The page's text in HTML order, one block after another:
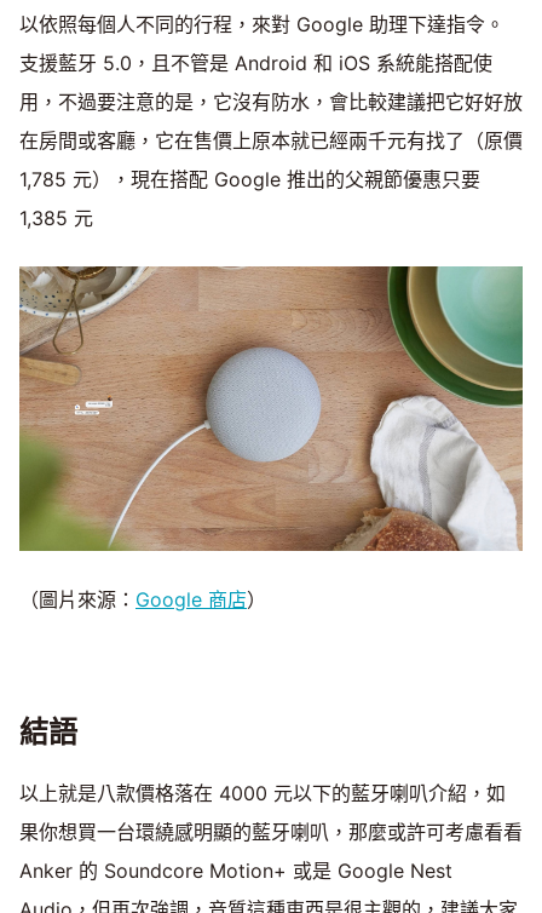
以依照每個人不同的行程，來對 Google 助理下達指令。
支援藍牙 5.0，且不管是 Android 和 iOS 系統能搭配使
用，不過要注意的是，它沒有防水，會比較建議把它好好放
在房間或客廳，它在售價上原本就已經兩千元有找了（原價
1,785 元），現在搭配 Google 推出的父親節優惠只要
1,385 元
（圖片來源： Google 商店）
結語
以上就是八款價格落在 4000 元以下的藍牙喇叭介紹，如
果你想買一台環繞感明顯的藍牙喇叭，那麼或許可考慮看看
Anker 的 Soundcore Motion+ 或是 Google Nest